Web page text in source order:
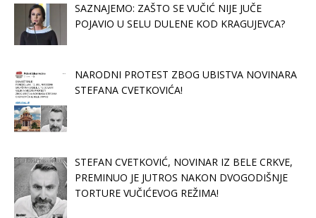
SAZNAJEMO: ZAŠTO SE VUČIĆ NIJE JUČE
POJAVIO U SELU DULENE KOD KRAGUJEVCA?
NARODNI PROTEST ZBOG UBISTVA NOVINARA
STEFANA CVETKOVIĆA!
STEFAN CVETKOVIĆ, NOVINAR IZ BELE CRKVE,
PREMINUO JE JUTROS NAKON DVOGODIŠNJE
TORTURE VUČIĆEVOG REŽIMA!